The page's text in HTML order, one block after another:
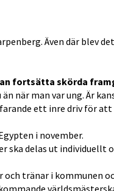
Även där blev
fortsätta skörda
man var ung. Är
ett inre driv för att
i november.
ska delas ut individuellt
tränar i kommunen